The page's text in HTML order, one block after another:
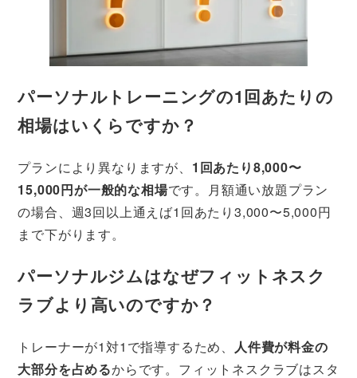
パーソナルトレーニングの1回あたりの
相場はいくらですか？
プランにより異なりますが、 1回あたり8,000〜
15,000円が一般的な相場です。月額通い放題プラン
の場合、週3回以上通えば1回あたり3,000〜5,000円
まで下がります。
パーソナルジムはなぜフィットネスク
ラブより高いのですか？
トレーナーが1対1で指導するため、 人件費が料金の
大部分を占めるからです。フィットネスクラブはスタ